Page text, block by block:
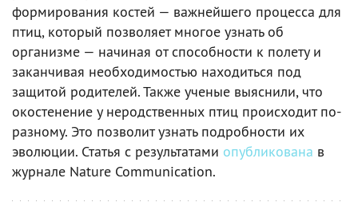
формирования костей — важнейшего процесса для
птиц, который позволяет многое узнать об
организме — начиная от способности к полету и
заканчивая необходимостью находиться под
защитой родителей. Также ученые выяснили, что
окостенение у неродственных птиц происходит по-
разному. Это позволит узнать подробности их
эволюции. Статья с результатами опубликована в
журнале Nature Communication.